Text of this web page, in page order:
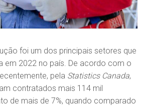
foi um dos principais setores que
em 2022 no país. De acordo com o
pela Statistics Canada,
contratados mais 114 mil
de mais de 7%, quando comparado